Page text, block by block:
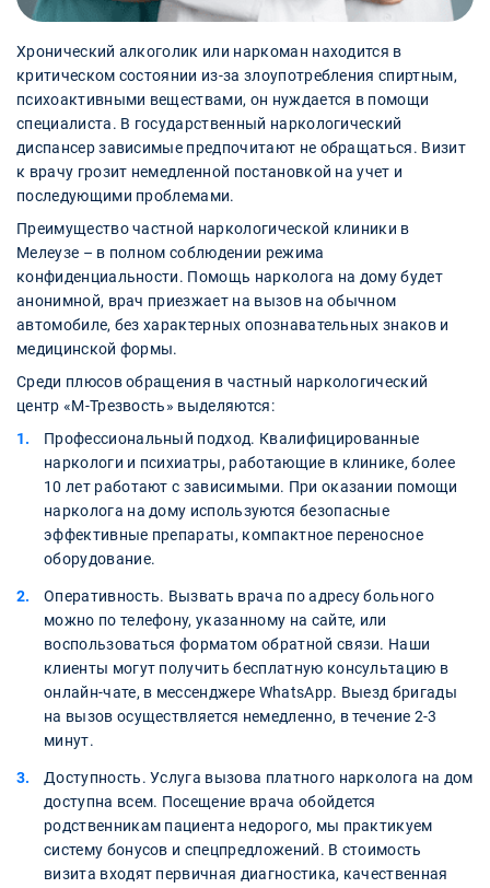
Хронический алкоголик или наркоман находится в
критическом состоянии из-за злоупотребления спиртным,
психоактивными веществами, он нуждается в помощи
специалиста. В государственный наркологический
диспансер зависимые предпочитают не обращаться. Визит
к врачу грозит немедленной постановкой на учет и
последующими проблемами.
Преимущество частной наркологической клиники в
Мелеузе – в полном соблюдении режима
конфиденциальности. Помощь нарколога на дому будет
анонимной, врач приезжает на вызов на обычном
автомобиле, без характерных опознавательных знаков и
медицинской формы.
Среди плюсов обращения в частный наркологический
центр «М-Трезвость» выделяются:
Профессиональный подход. Квалифицированные
наркологи и психиатры, работающие в клинике, более
10 лет работают с зависимыми. При оказании помощи
нарколога на дому используются безопасные
эффективные препараты, компактное переносное
оборудование.
Оперативность. Вызвать врача по адресу больного
можно по телефону, указанному на сайте, или
воспользоваться форматом обратной связи. Наши
клиенты могут получить бесплатную консультацию в
онлайн-чате, в мессенджере WhatsApp. Выезд бригады
на вызов осуществляется немедленно, в течение 2-3
минут.
Доступность. Услуга вызова платного нарколога на дом
доступна всем. Посещение врача обойдется
родственникам пациента недорого, мы практикуем
систему бонусов и спецпредложений. В стоимость
визита входят первичная диагностика, качественная